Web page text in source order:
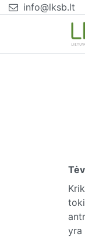
info@lksb.lt
yra